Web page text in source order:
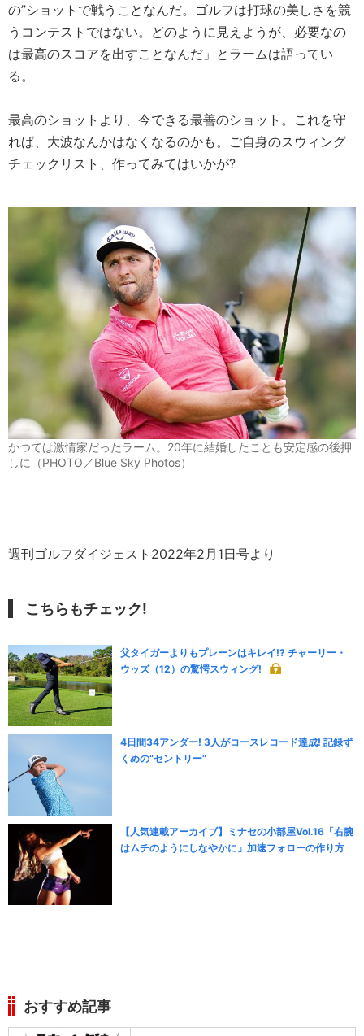
の”ショットで戦うことなんだ。ゴルフは打球の美しさを競
うコンテストではない。どのように見えようが、必要なの
は最高のスコアを出すことなんだ」とラームは語ってい
る。
最高のショットより、今できる最善のショット。これを守
れば、大波なんかはなくなるのかも。ご自身のスウィング
チェックリスト、作ってみてはいかが?
かつては激情家だったラーム。20年に結婚したことも安定感の後押
しに（PHOTO／Blue Sky Photos）
週刊ゴルフダイジェスト2022年2月1日号より
こちらもチェック!
父タイガーよりもプレーンはキレイ!? チャーリー・
ウッズ（12）の驚愕スウィング!
4日間34アンダー! 3人がコースレコード達成! 記録ず
くめの“セントリー”
【人気連載アーカイブ】ミナセの小部屋Vol.16「右腕
はムチのようにしなやかに」加速フォローの作り方
おすすめ記事